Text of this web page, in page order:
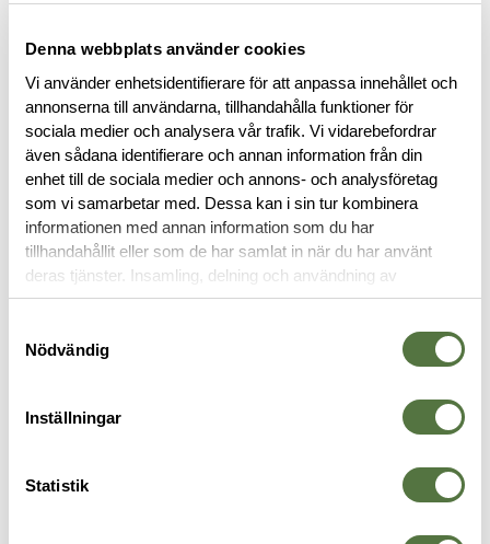
Denna webbplats använder cookies
Vi använder enhetsidentifierare för att anpassa innehållet och
annonserna till användarna, tillhandahålla funktioner för
sociala medier och analysera vår trafik. Vi vidarebefordrar
även sådana identifierare och annan information från din
enhet till de sociala medier och annons- och analysföretag
som vi samarbetar med. Dessa kan i sin tur kombinera
informationen med annan information som du har
tillhandahållit eller som de har samlat in när du har använt
deras tjänster. Insamling, delning och användning av
personuppgifter kan användas för personalisering av
Nödvändig
Inställningar
Statistik
BESKRIVNING
RECENSIONER
OM VARUMÄRKET
VÄSTAR & RIGGAR